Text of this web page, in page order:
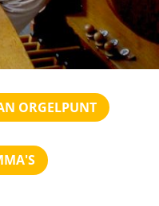
ORGELPUNT